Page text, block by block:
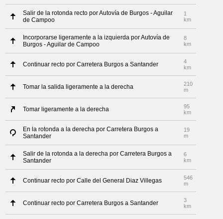
Salir de la rotonda recto por Autovía de Burgos - Aguilar
de Campoo
1
km
Incorporarse ligeramente a la izquierda por Autovía de
Burgos - Aguilar de Campoo
8
km
Continuar recto por Carretera Burgos a Santander
4
km
Tomar la salida ligeramente a la derecha
210
m
Tomar ligeramente a la derecha
95
km
En la rotonda a la derecha por Carretera Burgos a
Santander
19
m
Salir de la rotonda a la derecha por Carretera Burgos a
Santander
6
km
Continuar recto por Calle del General Diaz Villegas
546
m
Continuar recto por Carretera Burgos a Santander
3
km